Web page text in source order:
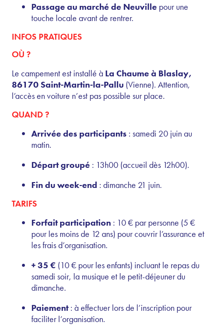
Passage au marché de Neuville pour une
touche locale avant de rentrer.
INFOS PRATIQUES
OÙ ?
Le campement est installé à La Chaume à Blaslay,
86170 Saint-Martin-la-Pallu (Vienne). Attention,
l’accès en voiture n’est pas possible sur place.
QUAND ?
Arrivée des participants : samedi 20 juin au
matin.
Départ groupé : 13h00 (accueil dès 12h00).
Fin du week-end : dimanche 21 juin.
TARIFS
Forfait participation : 10 € par personne (5 €
pour les moins de 12 ans) pour couvrir l’assurance et
les frais d’organisation.
+ 35 € (10 € pour les enfants) incluant le repas du
samedi soir, la musique et le petit-déjeuner du
dimanche.
Paiement: à effectuer lors de l’inscription pour
faciliter l’organisation.